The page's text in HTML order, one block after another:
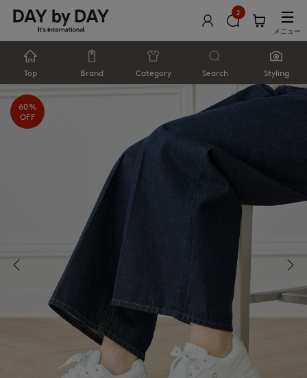
2
メニュー
Top Brand Category Search Styling
60%
OFF